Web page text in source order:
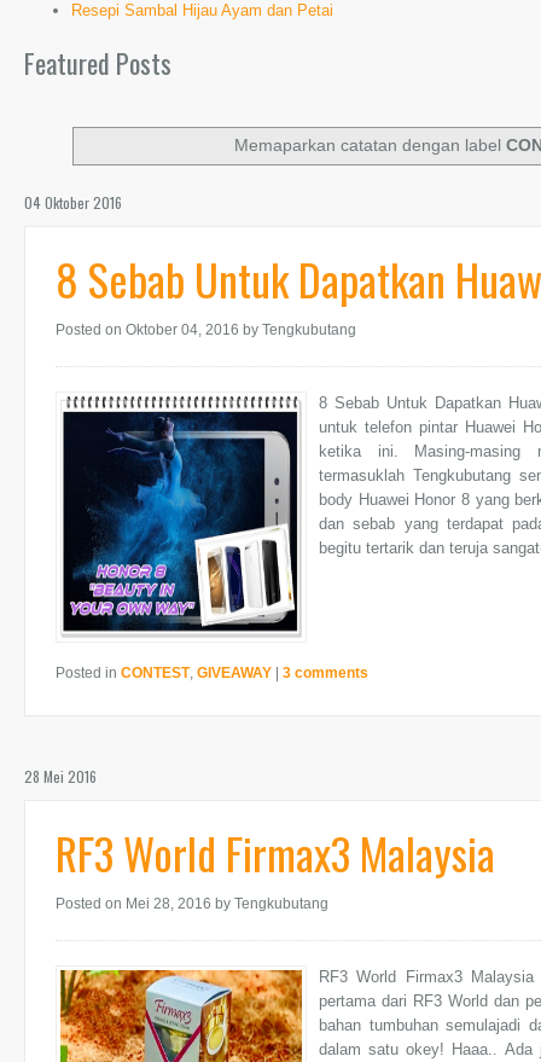
Resepi Sambal Hijau Ayam dan Petai
Featured Posts
Memaparkan catatan dengan label
04 Oktober 2016
8 Sebab Untuk Dapatkan
Posted on Oktober 04, 2016 by Tengkubutang
8 Sebab Untuk Dapatkan
untuk telefon pintar Huawei
ketika ini. Masing-masing
termasuklah Tengkubutang
body Huawei Honor 8 yang
dan sebab yang terdapat
begitu tertarik dan teruja
Posted in CONTEST, GIVEAWAY | 3 comments
28 Mei 2016
RF3 World Firmax3 Malaysia
Posted on Mei 28, 2016 by Tengkubutang
RF3 World Firmax3
pertama dari RF3 World dan
bahan tumbuhan semulajadi
dalam satu okey! Haaa.. Ada